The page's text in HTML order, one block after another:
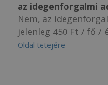
az idegenforgalmi
Nem, az
jelenleg 450 Ft / fő /
Oldal tetejére